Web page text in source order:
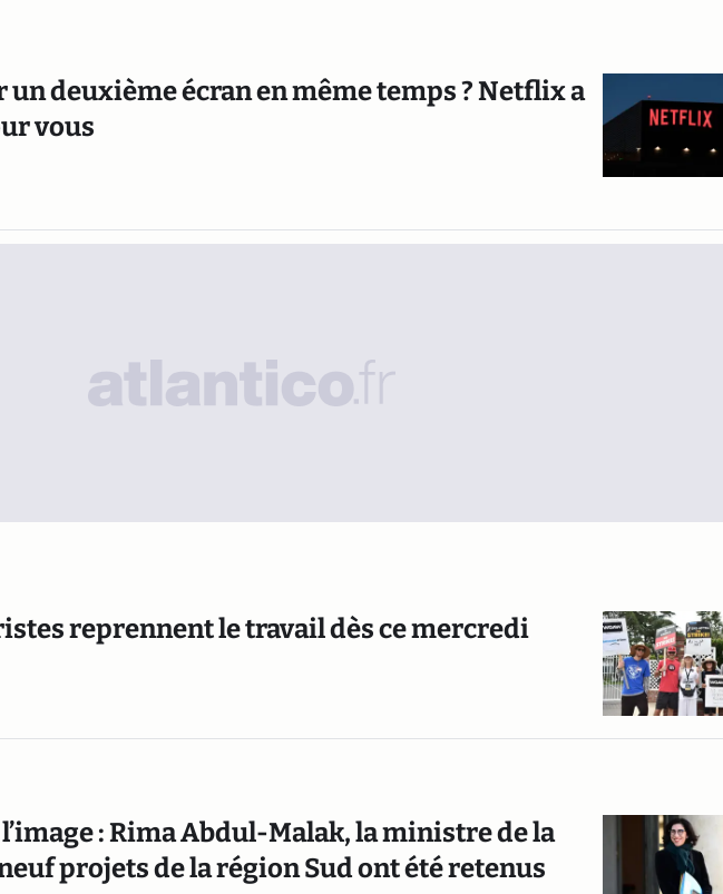
deuxième écran en même temps ? Netflix a
vous
reprennent le travail dès ce mercredi
: Rima Abdul-Malak, la ministre de la
projets de la région Sud ont été retenus